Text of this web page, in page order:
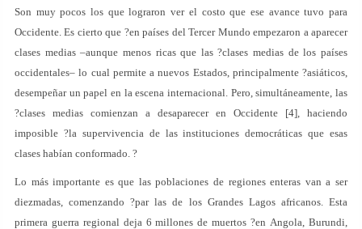
Son muy pocos los que lograron ver el costo que ese avance tuvo para
Occidente. Es cierto que ?en países del Tercer Mundo empezaron a aparecer
clases medias –aunque menos ricas que las ?clases medias de los países
occidentales– lo cual permite a nuevos Estados, principalmente ?asiáticos,
desempeñar un papel en la escena internacional. Pero, simultáneamente, las
?clases medias comienzan a desaparecer en Occidente [4], haciendo
imposible ?la supervivencia de las instituciones democráticas que esas
clases habían conformado. ?
Lo más importante es que las poblaciones de regiones enteras van a ser
diezmadas, comenzando ?par las de los Grandes Lagos africanos. Esta
primera guerra regional deja 6 millones de muertos ?en Angola, Burundi,